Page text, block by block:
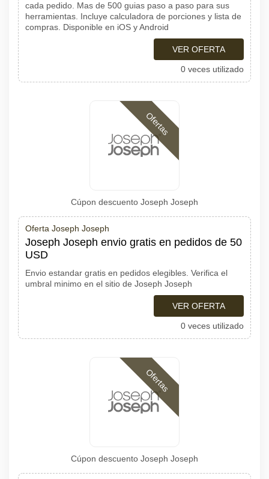
cada pedido. Mas de 500 guias paso a paso para sus
herramientas. Incluye calculadora de porciones y lista de
compras. Disponible en iOS y Android
VER OFERTA
0 veces utilizado
Ofertas
Cúpon descuento Joseph Joseph
Oferta Joseph Joseph
Joseph Joseph envio gratis en pedidos de 50
USD
Envio estandar gratis en pedidos elegibles. Verifica el
umbral minimo en el sitio de Joseph Joseph
VER OFERTA
0 veces utilizado
Ofertas
Cúpon descuento Joseph Joseph